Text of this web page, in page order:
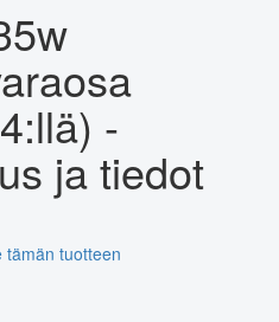
-
ja tiedot
tämän tuotteen